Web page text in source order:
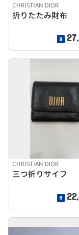
CHRISTIAN DIOR
折りたたみ財布
CHRISTIAN DIOR
三つ折りサイフ